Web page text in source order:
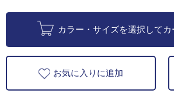
カラー・サイズを選択してカ
お気に入りに追加